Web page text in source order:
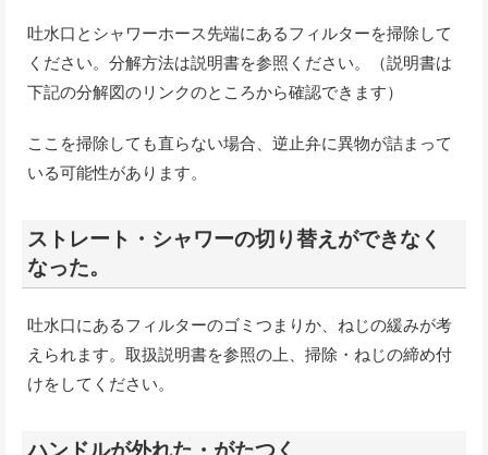
吐水口とシャワーホース先端にあるフィルターを掃除して
ください。分解方法は説明書を参照ください。（説明書は
下記の分解図のリンクのところから確認できます）
ここを掃除しても直らない場合、逆止弁に異物が詰まって
いる可能性があります。
ストレート・シャワーの切り替えができなく
なった。
吐水口にあるフィルターのゴミつまりか、ねじの緩みが考
えられます。取扱説明書を参照の上、掃除・ねじの締め付
けをしてください。
ハンドルが外れた・がたつく